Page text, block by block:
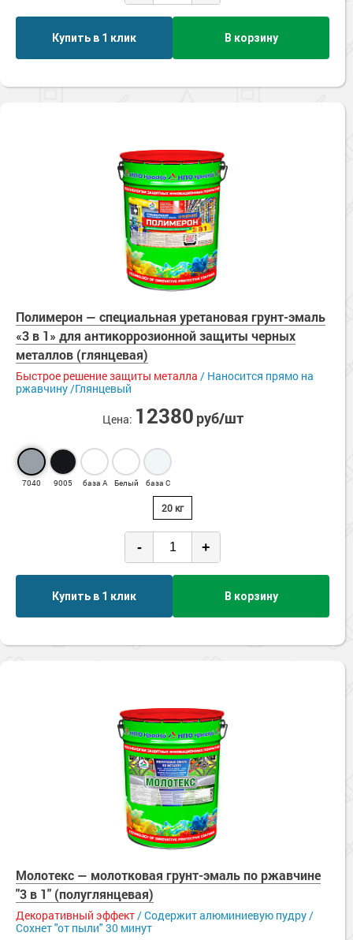
Купить в 1 клик В корзину
Полимерон — cпециальная уретановая грунт-эмаль
«3 в 1» для антикоррозионной защиты черных
металлов (глянцевая)
Быстрое решение защиты металла / Наносится прямо на
ржавчину /Глянцевый
Цена: 12380 руб/шт
7040 9005 база А Белый база С
20 кг
- +
Купить в 1 клик В корзину
Молотекс — молотковая грунт-эмаль по ржавчине
"3 в 1" (полуглянцевая)
Декоративный эффект/ Содержит алюминиевую пудру /
Сохнет "от пыли" 30 минут